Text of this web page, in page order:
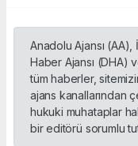
Anadolu Ajansı
Haber Ajansı (DHA)
tüm haberler,
ajans kanallarından
hukuki muhataplar
bir editörü sorumlu